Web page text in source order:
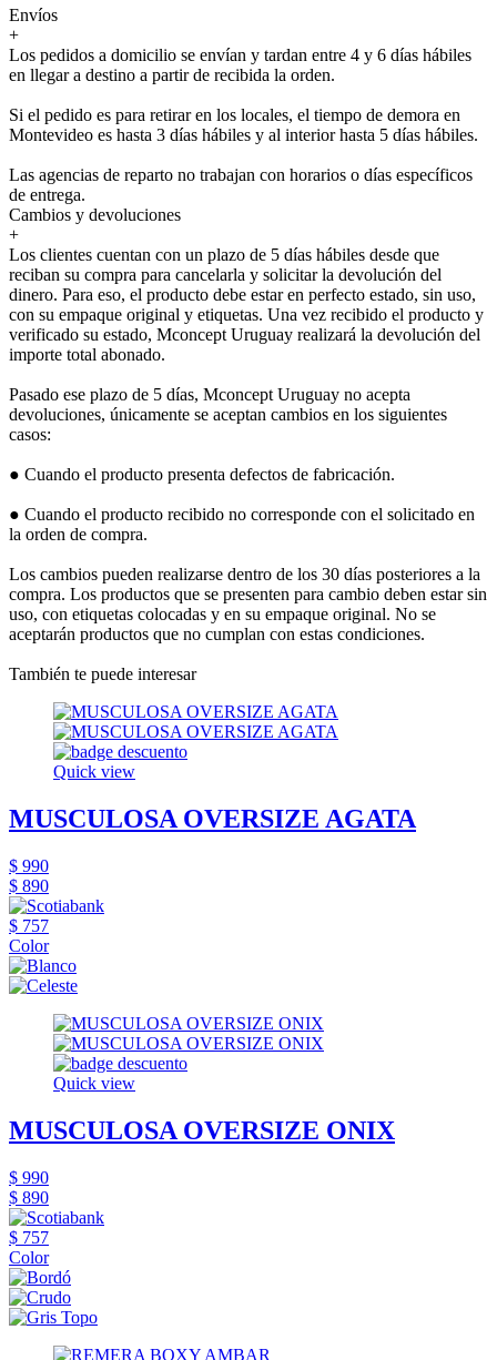
Envíos
+
Los pedidos a domicilio se envían y tardan entre 4 y 6 días hábiles
en llegar a destino a partir de recibida la orden.
Si el pedido es para retirar en los locales, el tiempo de demora en
Montevideo es hasta 3 días hábiles y al interior hasta 5 días hábiles.
Las agencias de reparto no trabajan con horarios o días específicos
de entrega.
Cambios y devoluciones
+
Los clientes cuentan con un plazo de 5 días hábiles desde que
reciban su compra para cancelarla y solicitar la devolución del
dinero. Para eso, el producto debe estar en perfecto estado, sin uso,
con su empaque original y etiquetas. Una vez recibido el producto y
verificado su estado, Mconcept Uruguay realizará la devolución del
importe total abonado.
Pasado ese plazo de 5 días, Mconcept Uruguay no acepta
devoluciones, únicamente se aceptan cambios en los siguientes
casos:
● Cuando el producto presenta defectos de fabricación.
● Cuando el producto recibido no corresponde con el solicitado en
la orden de compra.
Los cambios pueden realizarse dentro de los 30 días posteriores a la
compra. Los productos que se presenten para cambio deben estar sin
uso, con etiquetas colocadas y en su empaque original. No se
aceptarán productos que no cumplan con estas condiciones.
También te puede interesar
Quick view
MUSCULOSA OVERSIZE AGATA
$ 990
$ 890
$ 757
Color
Quick view
MUSCULOSA OVERSIZE ONIX
$ 990
$ 890
$ 757
Color